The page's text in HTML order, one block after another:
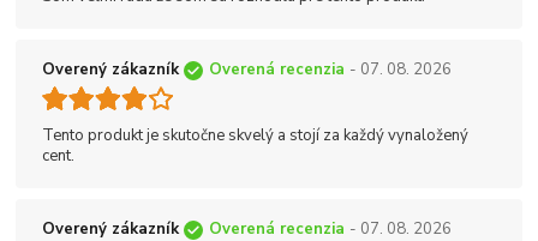
Overený zákazník Overená recenzia - 07. 08. 2026
Tento produkt je skutočne skvelý a stojí za každý vynaložený
cent.
Overený zákazník Overená recenzia - 07. 08. 2026